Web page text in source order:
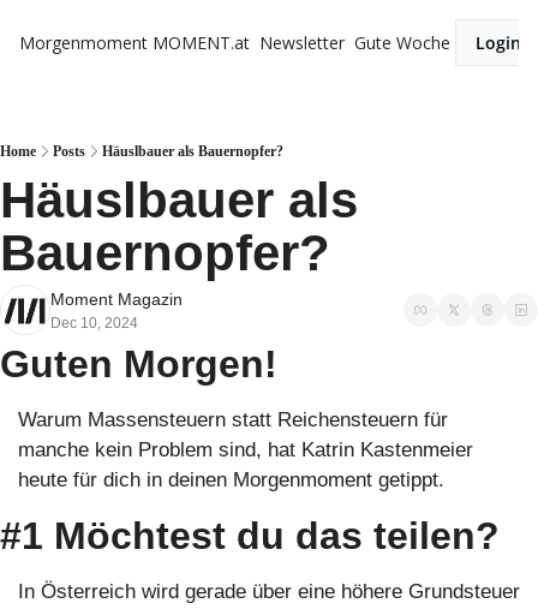
Morgenmoment MOMENT.at Newsletter Gute Woche Login
Home Posts Häuslbauer als Bauernopfer?
Häuslbauer als
Bauernopfer?
Moment Magazin
Dec 10, 2024
Guten Morgen!
Warum Massensteuern statt Reichensteuern für
manche kein Problem sind, hat Katrin Kastenmeier
heute für dich in deinen Morgenmoment getippt.
#1 Möchtest du das teilen?
In Österreich wird gerade über eine höhere Grundsteuer